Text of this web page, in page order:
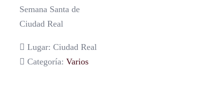
Semana Santa de
Ciudad Real
Lugar: Ciudad Real
Categoría: Varios